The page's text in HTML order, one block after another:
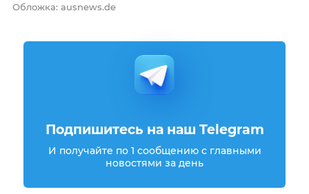
Обложка: ausnews.de
Подпишитесь на наш Telegram
И получайте по 1 сообщению с главными
новостями за день